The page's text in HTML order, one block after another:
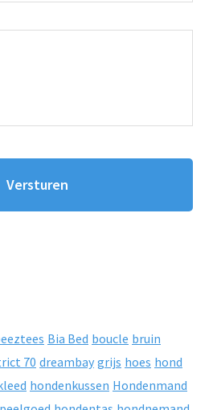
Bia Bed boucle bruin
70 dreambay grijs hoes hond
hondenkussen Hondenmand